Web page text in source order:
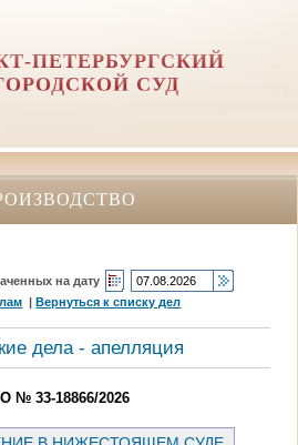
ПЕТЕРБУРГСКИЙ
СУД
на дату
|Вернуться к списку дел
дела - апелляция
№ 33-18866/2026